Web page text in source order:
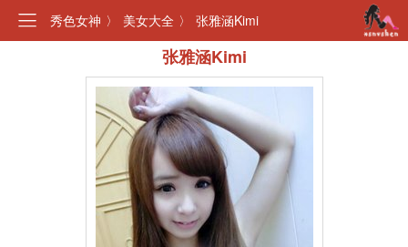
秀色女神 〉 美女大全 〉 张雅涵Kimi
张雅涵Kimi